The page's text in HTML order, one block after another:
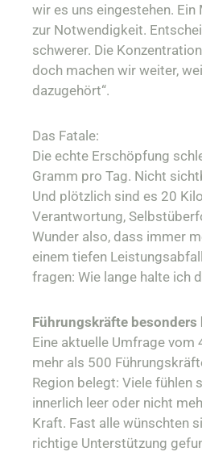
wir es uns eingestehen.
zur Notwendigkeit.
schwerer. Die
doch machen wir weiter,
dazugehört“.
Das Fatale:
Die echte Erschöpfung
Gramm pro Tag. Nicht
Und plötzlich sind es 20
Verantwortung,
Wunder also, dass immer
einem tiefen
fragen: Wie lange halte ich
Führungskräfte besonders
Eine aktuelle Umfrage vom
mehr als 500
Region belegt: Viele fühlen
innerlich leer oder nicht
Kraft. Fast alle wünschten
richtige Unterstützung